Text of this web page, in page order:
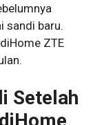
sandi baru.
ZTE
Setelah